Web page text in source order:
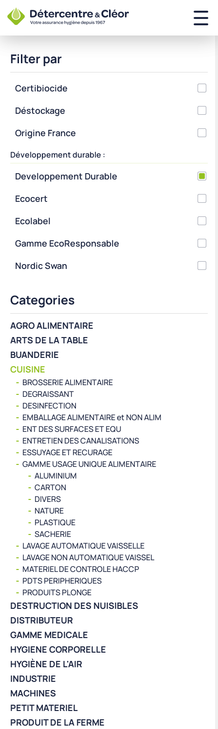
Filter par
Certibiocide
Déstockage
Origine France
Développement durable :
Developpement Durable
Ecocert
Ecolabel
Gamme EcoResponsable
Nordic Swan
Categories
AGRO ALIMENTAIRE
ARTS DE LA TABLE
BUANDERIE
CUISINE
BROSSERIE ALIMENTAIRE
DEGRAISSANT
DESINFECTION
EMBALLAGE ALIMENTAIRE et NON ALIM
ENT DES SURFACES ET EQU
ENTRETIEN DES CANALISATIONS
ESSUYAGE ET RECURAGE
GAMME USAGE UNIQUE ALIMENTAIRE
ALUMINIUM
CARTON
DIVERS
NATURE
PLASTIQUE
SACHERIE
LAVAGE AUTOMATIQUE VAISSELLE
LAVAGE NON AUTOMATIQUE VAISSEL
MATERIEL DE CONTROLE HACCP
PDTS PERIPHERIQUES
PRODUITS PLONGE
DESTRUCTION DES NUISIBLES
DISTRIBUTEUR
GAMME MEDICALE
HYGIENE CORPORELLE
HYGIÈNE DE L'AIR
INDUSTRIE
MACHINES
PETIT MATERIEL
PRODUIT DE LA FERME